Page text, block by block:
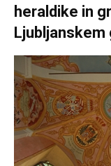
heraldike in
Ljubljanskem